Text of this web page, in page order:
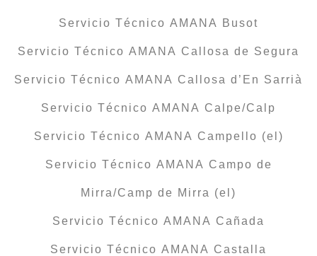
Servicio Técnico AMANA Busot
Servicio Técnico AMANA Callosa de Segura
Servicio Técnico AMANA Callosa d’En Sarrià
Servicio Técnico AMANA Calpe/Calp
Servicio Técnico AMANA Campello (el)
Servicio Técnico AMANA Campo de
Mirra/Camp de Mirra (el)
Servicio Técnico AMANA Cañada
Servicio Técnico AMANA Castalla